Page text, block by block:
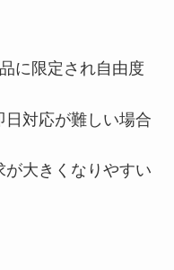
に限定され自由度
対応が難しい場合
大きくなりやすい